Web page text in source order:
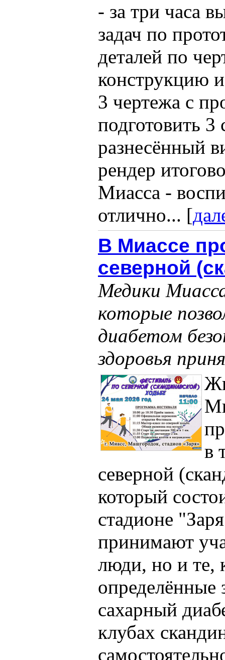
- за три часа
задач по
деталей по
конструкцию
3 чертежа с
подготовить 3
разнесённый
рендер
Миасса -
отлично... [
В Миассе
северной
Медики
которые
диабетом
здоровья
в
северной
который
стадионе
принимают
люди, но и те,
определённые
сахарный
клубах